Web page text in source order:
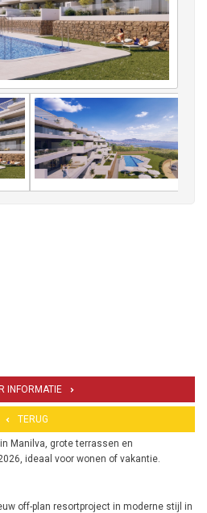
INFORMATIE
TERUG
Manilva, grote terrassen en
ideaal voor wonen of vakantie.
off-plan resortproject in moderne stijl in